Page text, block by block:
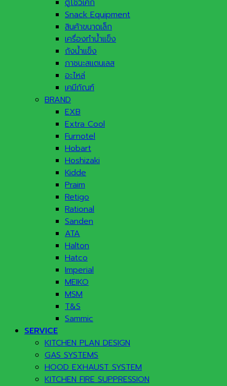
ตู้โชว์เค้ก
Snack Equipment
สินค้าขนาดเล็ก
เครื่องทำน้ำแข็ง
ถังน้ำแข็ง
ภาชนะสแตนเลส
อะไหล่
เคมีภัณฑ์
BRAND
EXB
Extra Cool
Furnotel
Hobart
Hoshizaki
Kidde
Praim
Retigo
Rational
Sanden
ATA
Halton
Hatco
Imperial
MEIKO
MSM
T&S
Sammic
SERVICE
KITCHEN PLAN DESIGN
GAS SYSTEMS
HOOD EXHAUST SYSTEM
KITCHEN FIRE SUPPRESSION